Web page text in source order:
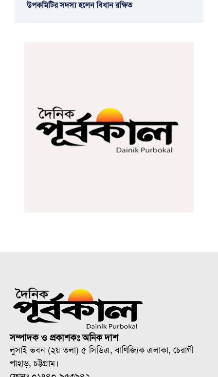
উপকমিটির সদস্য হলেন বিধান রক্ষিত
সম্পাদক ও প্রকাশকঃ অনিক দাশ
লুসাই ভবন (২য় তলা) ৫ সিডিএ, বাণিজ্যিক এলাকা, চেরাগী
পাহাড়, চট্টগ্রাম।